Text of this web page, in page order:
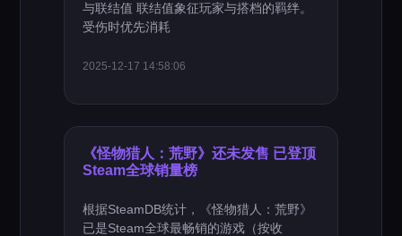
与联结值 联结值象征玩家与搭档的羁绊。
受伤时优先消耗
2025-12-17 14:58:06
《怪物猎人：荒野》还未发售 已登顶
Steam全球销量榜
根据SteamDB统计，《怪物猎人：荒野》
已是Steam全球最畅销的游戏（按收